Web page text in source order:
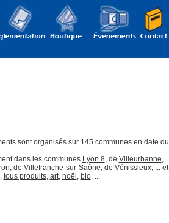
sont organisés sur 145 communes en date du
dans les communes Lyon 8, de Villeurbanne,
, de Villefranche-sur-Saône, de Vénissieux, ... et
, tous produits, art, noël , bio, ...